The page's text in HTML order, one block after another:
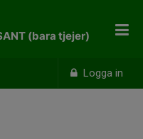
Logga in
(bara tjejer)